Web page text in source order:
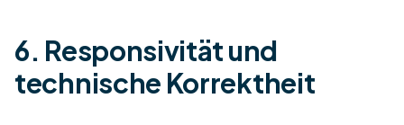
6. Responsivität und
technische Korrektheit